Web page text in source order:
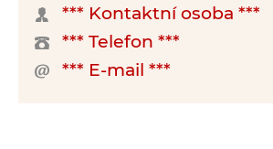
*** Kontaktní osoba ***
*** Telefon ***
*** E-mail ***